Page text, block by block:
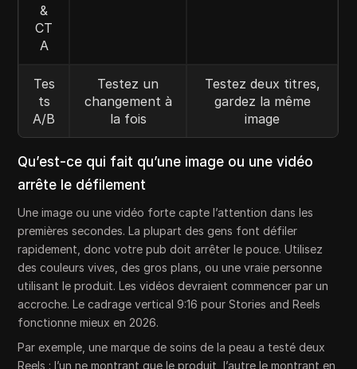
&
CT
A
Tes
ts
A/B
Testez un
changement à
la fois
Testez deux titres,
gardez la même
image
Qu’est-ce qui fait qu’une image ou une vidéo
arrête le défilement
Une image ou une vidéo forte capte l’attention dans les
premières secondes. La plupart des gens font défiler
rapidement, donc votre pub doit arrêter le pouce. Utilisez
des couleurs vives, des gros plans, ou une vraie personne
utilisant le produit. Les vidéos devraient commencer par un
accroche. Le cadrage vertical 9:16 pour Stories and Reels
fonctionne mieux en 2026.
Par exemple, une marque de soins de la peau a testé deux
Reels : l’un ne montrant que le produit, l’autre le montrant en